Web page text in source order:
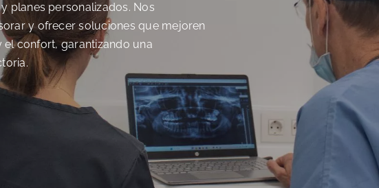
planes personalizados. Nos
y ofrecer soluciones que mejoren
el confort, garantizando una